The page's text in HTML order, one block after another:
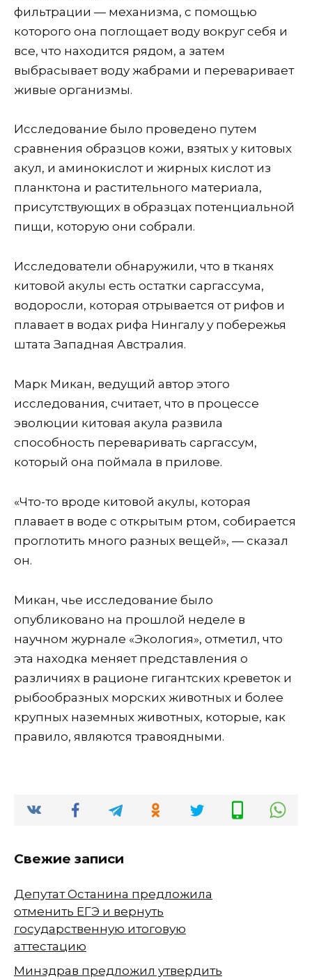
фильтрации — механизма, с помощью
которого она поглощает воду вокруг себя и
все, что находится рядом, а затем
выбрасывает воду жабрами и переваривает
живые организмы.
Исследование было проведено путем
сравнения образцов кожи, взятых у китовых
акул, и аминокислот и жирных кислот из
планктона и растительного материала,
присутствующих в образцах потенциальной
пищи, которую они собрали.
Исследователи обнаружили, что в тканях
китовой акулы есть остатки саргассума,
водоросли, которая отрывается от рифов и
плавает в водах рифа Нингалу у побережья
штата Западная Австралия.
Марк Микан, ведущий автор этого
исследования, считает, что в процессе
эволюции китовая акула развила
способность переваривать саргассум,
который она поймала в прилове.
«Что-то вроде китовой акулы, которая
плавает в воде с открытым ртом, собирается
проглотить много разных вещей», — сказал
он.
Микан, чье исследование было
опубликовано на прошлой неделе в
научном журнале «Экология», отметил, что
эта находка меняет представления о
различиях в рационе гигантских креветок и
рыбообразных морских животных и более
крупных наземных животных, которые, как
правило, являются травоядными.
Свежие записи
Депутат Останина предложила
отменить ЕГЭ и вернуть
государственную итоговую
аттестацию
Минздрав предложил утвердить